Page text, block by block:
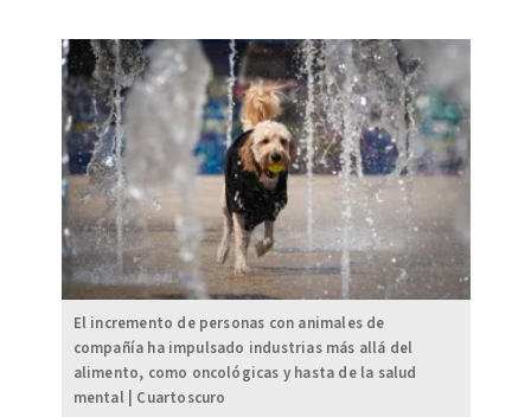
El incremento de personas con animales de
compañía ha impulsado industrias más allá del
alimento, como oncológicas y hasta de la salud
mental | Cuartoscuro